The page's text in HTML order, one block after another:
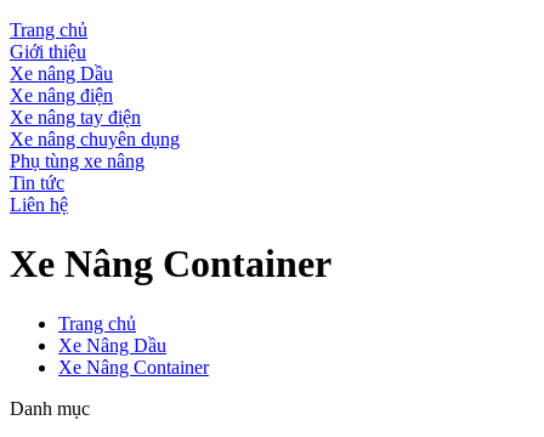
Trang chủ
Giới thiệu
Xe nâng Dầu
Xe nâng điện
Xe nâng tay điện
Xe nâng chuyên dụng
Phụ tùng xe nâng
Tin tức
Liên hệ
Xe Nâng Container
Trang chủ
Xe Nâng Dầu
Xe Nâng Container
Danh mục